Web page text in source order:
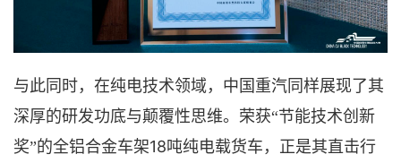
与此同时，在纯电技术领域，中国重汽同样展现了其
深厚的研发功底与颠覆性思维。 荣获“节能技术创新
奖”的全铝合金车架18吨纯电载货车 ， 正是其直击行